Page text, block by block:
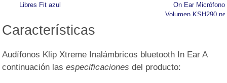
Libres Fit azul
On Ear Micrófono
Volumen KSH290
Características
Audífonos Klip Xtreme Inalámbricos bluetooth In Ear A
continuación lasespecificaciones del producto: